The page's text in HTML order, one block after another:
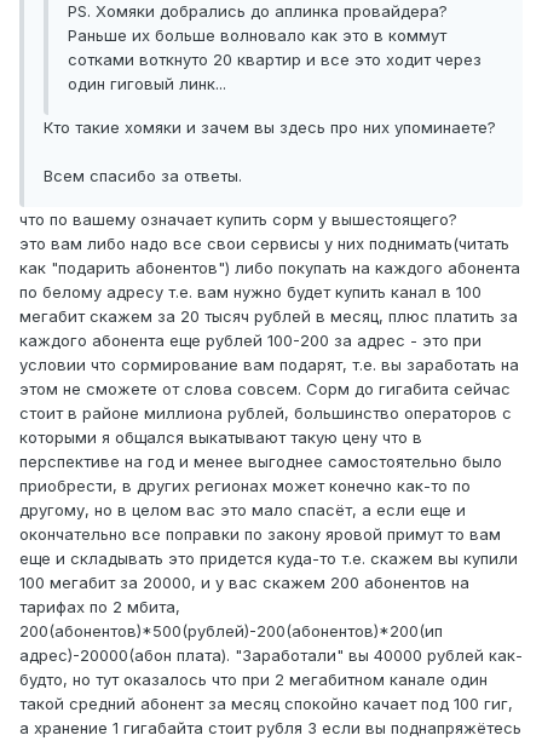
PS. Хомяки добрались до аплинка провайдера?
Раньше их больше волновало как это в коммут
сотками воткнуто 20 квартир и все это ходит через
один гиговый линк...
Кто такие хомяки и зачем вы здесь про них упоминаете?
Всем спасибо за ответы.
что по вашему означает купить сорм у вышестоящего?
это вам либо надо все свои сервисы у них поднимать(читать
как "подарить абонентов") либо покупать на каждого абонента
по белому адресу т.е. вам нужно будет купить канал в 100
мегабит скажем за 20 тысяч рублей в месяц, плюс платить за
каждого абонента еще рублей 100-200 за адрес - это при
условии что сормирование вам подарят, т.е. вы заработать на
этом не сможете от слова совсем. Сорм до гигабита сейчас
стоит в районе миллиона рублей, большинство операторов с
которыми я общался выкатывают такую цену что в
перспективе на год и менее выгоднее самостоятельно было
приобрести, в других регионах может конечно как-то по
другому, но в целом вас это мало спасёт, а если еще и
окончательно все поправки по закону яровой примут то вам
еще и складывать это придется куда-то т.е. скажем вы купили
100 мегабит за 20000, и у вас скажем 200 абонентов на
тарифах по 2 мбита,
200(абонентов)*500(рублей)-200(абонентов)*200(ип
адрес)-20000(абон плата). "Заработали" вы 40000 рублей как-
будто, но тут оказалось что при 2 мегабитном канале один
такой средний абонент за месяц спокойно качает под 100 гиг,
а хранение 1 гигабайта стоит рубля 3 если вы поднапряжётесь